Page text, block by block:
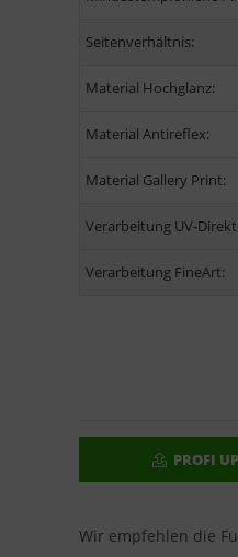
Seitenverhältnis:
Material Hochglanz:
Material Antireflex:
Material Gallery Print:
Verarbeitung UV-
Verarbeitung FineArt:
PROFI
Wir empfehlen die